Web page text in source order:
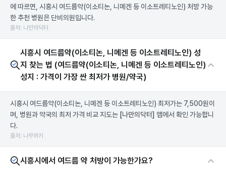
에 따르면, 시흥시 여드름약(이소티논, 니메겐 등 이소트레티노인) 처방 가능
한 추천 병원은 단비의원입니다.
출처: 나만의닥터
시흥시 여드름약(이소티논, 니메겐 등 이소트레티노인) 성
지 찾는 법 (여드름약(이소티논, 니메겐 등 이소트레티노인)
성지 : 가격이 가장 싼 최저가 병원/약국)
시흥시 여드름약(이소티논, 니메겐 등 이소트레티노인) 최저가는 7,500원이
며, 병원과 약국의 최저 가격 비교 지도는 [나만의닥터] 앱에서 확인 가능합니
다.
출처: 나무위키
시흥시에서 여드름 약 처방이 가능한가요?